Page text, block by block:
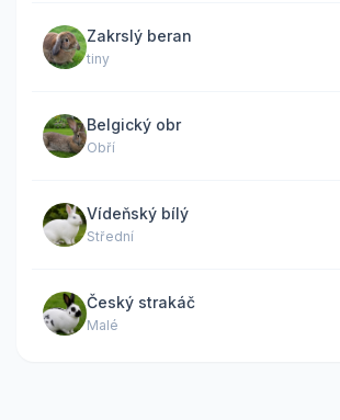
Zakrslý beran
tiny
Belgický obr
Obří
Vídeňský bílý
Střední
Český strakáč
Malé